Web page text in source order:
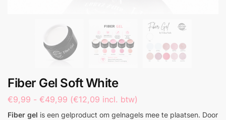
Fiber Gel Soft White
€9,99 - €49,99 (€12,09 incl. btw)
Fiber gel is een gelproduct om gelnagels mee te plaatsen. Door